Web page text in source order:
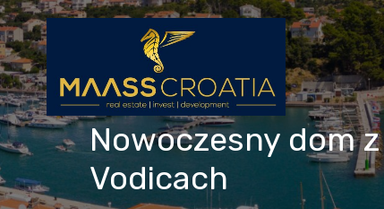
Nowoczesny dom
Vodicach